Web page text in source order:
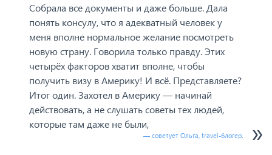
Собрала все документы и даже больше. Дала
понять консулу, что я адекватный человек у
меня вполне нормальное желание посмотреть
новую страну. Говорила только правду. Этих
четырёх факторов хватит вполне, чтобы
получить визу в Америку! И всё. Представляете?
Итог один. Захотел в Америку — начинай
действовать, а не слушать советы тех людей,
которые там даже не были,
— советует Ольга, travel-блогер.